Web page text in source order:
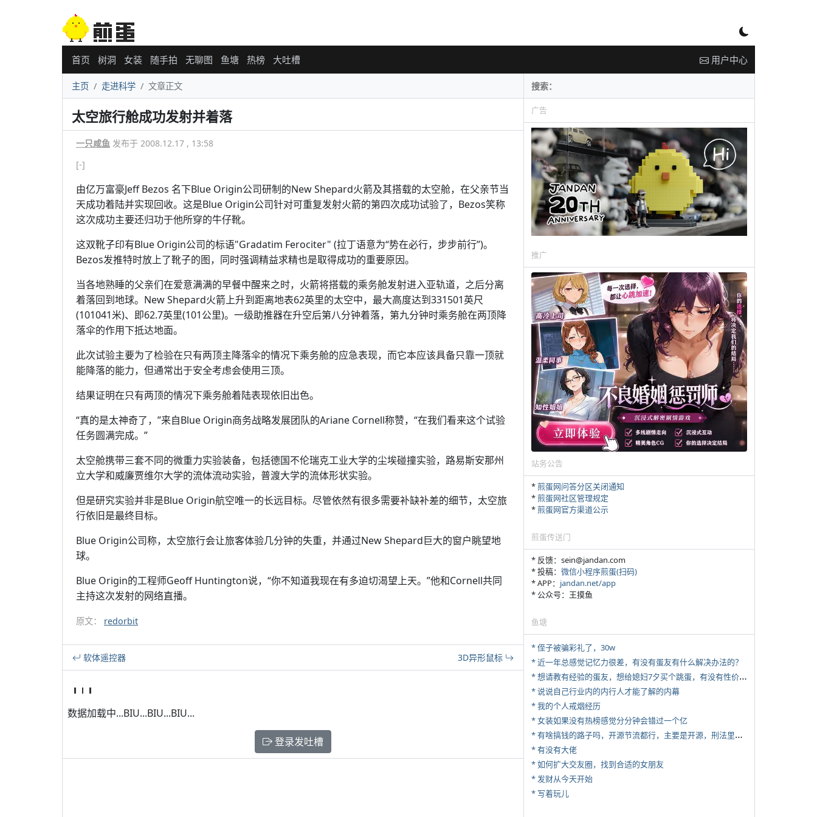
首页 树洞 女装 随手拍 无聊图 鱼塘 热榜 大吐槽 用户中心
主页 走进科学 文章正文
太空旅行舱成功发射并着落
一只咸鱼 发布于 2008.12.17 , 13:58
[-]
由亿万富豪Jeff Bezos 名下Blue Origin公司研制的New Shepard火箭及其搭载的太空舱，在父亲节当
天成功着陆并实现回收。这是Blue Origin公司针对可重复发射火箭的第四次成功试验了，Bezos笑称
这次成功主要还归功于他所穿的牛仔靴。
这双靴子印有Blue Origin公司的标语"Gradatim Ferociter" (拉丁语意为“势在必行，步步前行”)。
Bezos发推特时放上了靴子的图，同时强调精益求精也是取得成功的重要原因。
当各地熟睡的父亲们在爱意满满的早餐中醒来之时，火箭将搭载的乘务舱发射进入亚轨道，之后分离
着落回到地球。New Shepard火箭上升到距离地表62英里的太空中，最大高度达到331501英尺
(101041米)、即62.7英里(101公里)。一级助推器在升空后第八分钟着落，第九分钟时乘务舱在两顶降
落伞的作用下抵达地面。
此次试验主要为了检验在只有两顶主降落伞的情况下乘务舱的应急表现，而它本应该具备只靠一顶就
能降落的能力，但通常出于安全考虑会使用三顶。
结果证明在只有两顶的情况下乘务舱着陆表现依旧出色。
“真的是太神奇了，”来自Blue Origin商务战略发展团队的Ariane Cornell称赞，“在我们看来这个试验
任务圆满完成。”
太空舱携带三套不同的微重力实验装备，包括德国不伦瑞克工业大学的尘埃碰撞实验，路易斯安那州
立大学和威廉贾维尔大学的流体流动实验，普渡大学的流体形状实验。
但是研究实验并非是Blue Origin航空唯一的长远目标。尽管依然有很多需要补缺补差的细节，太空旅
行依旧是最终目标。
Blue Origin公司称，太空旅行会让旅客体验几分钟的失重，并通过New Shepard巨大的窗户眺望地
球。
Blue Origin的工程师Geoff Huntington说，“你不知道我现在有多迫切渴望上天。”他和Cornell共同
主持这次发射的网络直播。
原文： redorbit
软体遥控器 3D异形鼠标
数据加载中...BIU...BIU...BIU...
登录发吐槽
广告
推广
站务公告
*煎蛋网问答分区关闭通知
*煎蛋网社区管理规定
*煎蛋网官方渠道公示
煎蛋传送门
* 反馈：sein@jandan.com
* 投稿： 微信小程序煎蛋(扫码)
* APP： jandan.net/app
* 公众号：王摸鱼
鱼塘
* 侄子被骗彩礼了，30w
* 近一年总感觉记忆力很差，有没有蛋友有什么解决办法的？
*
想请教有经验的蛋友，想给媳妇7夕买个跳蛋，有没有性价比高的推荐
* 说说自己行业内的内行人才能了解的内幕
* 我的个人戒烟经历
* 女装如果没有热榜感觉分分钟会错过一个亿
*
有啥搞钱的路子吗，开源节流都行，主要是开源，刑法里的咱不做
* 有没有大佬
* 如何扩大交友圈，找到合适的女朋友
* 发财从今天开始
* 写着玩儿